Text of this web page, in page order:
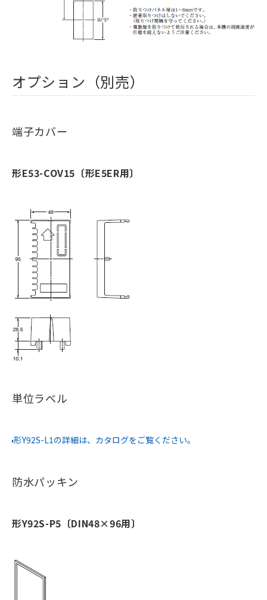
オプション（別売）
端子カバー
形E53-COV15〔形E5ER用〕
単位ラベル
形Y92S-L1の詳細は、カタログをご覧ください。
防水パッキン
形Y92S-P5〔DIN48×96用〕